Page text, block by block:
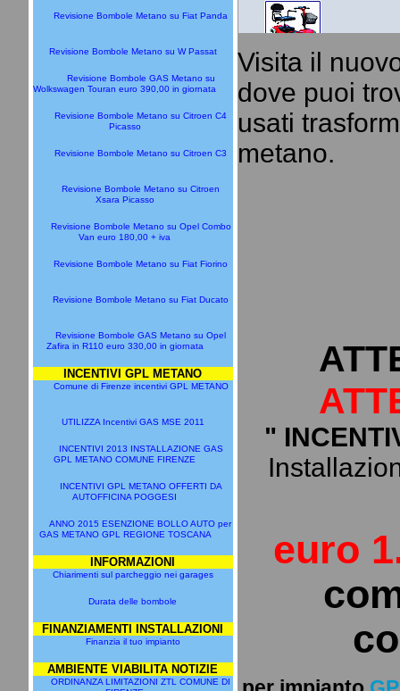
Revisione Bombole Metano su Fiat Panda
Revisione Bombole Metano su W Passat
Revisione Bombole GAS Metano su
Wolkswagen Touran euro 390,00 in giornata
Revisione Bombole Metano su Citroen C4
Picasso
Revisione Bombole Metano su Citroen C3
Revisione Bombole Metano su Citroen
Xsara Picasso
Revisione Bombole Metano su Opel Combo
Van euro 180,00 + iva
Revisione Bombole Metano su Fiat Fiorino
Revisione Bombole Metano su Fiat Ducato
Revisione Bombole GAS Metano su Opel
Zafira in R110 euro 330,00 in giornata
INCENTIVI GPL METANO
Comune di Firenze incentivi GPL METANO
UTILIZZA Incentivi GAS MSE 2011
INCENTIVI 2013 INSTALLAZIONE GAS
GPL METANO COMUNE FIRENZE
INCENTIVI GPL METANO OFFERTI DA
AUTOFFICINA POGGESI
ANNO 2015 ESENZIONE BOLLO AUTO per
GAS METANO GPL REGIONE TOSCANA
INFORMAZIONI
Chiarimenti sul parcheggio nei garages
Durata delle bombole
FINANZIAMENTI INSTALLAZIONI
Finanzia il tuo impianto
AMBIENTE VIABILITA NOTIZIE
ORDINANZA LIMITAZIONI ZTL COMUNE DI
Visita il
dove puoi
usati
metano.
"
euro